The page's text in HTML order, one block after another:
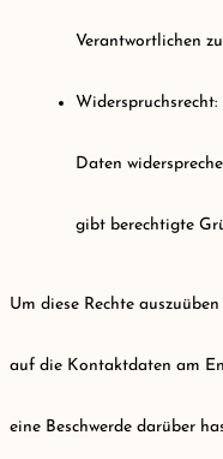
Verantwortlichen
Daten
gibt berechtigte
Um diese Rechte
auf die Kontaktdaten am
eine Beschwerde darüber